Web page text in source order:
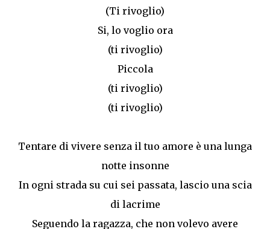
(Ti rivoglio)
Si, lo voglio ora
(ti rivoglio)
Piccola
(ti rivoglio)
(ti rivoglio)
Tentare di vivere senza il tuo amore è una lunga
notte insonne
In ogni strada su cui sei passata, lascio una scia
di lacrime
Seguendo la ragazza, che non volevo avere